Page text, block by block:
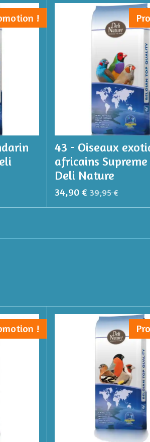
!
43 - Oiseaux
africains
Deli Nature
34,90 € 39,95 €
!